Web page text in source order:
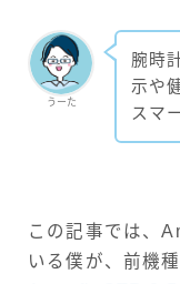
うーた
腕時
示や
スマ
この記事では、
いる僕が、前機